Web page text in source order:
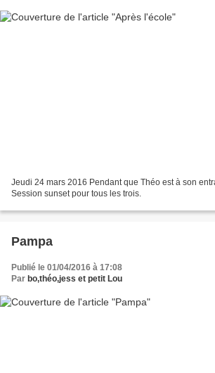
Jeudi 24 mars 2016 Pendant que Théo est à son
Session sunset pour tous les trois.
Pampa
Publié le 01/04/2016 à 17:08
Par bo,théo,jess et petit Lou